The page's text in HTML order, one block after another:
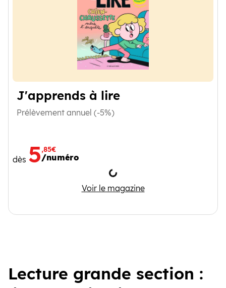
J'apprends à lire
Prélèvement annuel (-5%)
dès 5,85€
/numéro
Chargement
Voir le magazine
J'apprends à lire
Lecture grande section :